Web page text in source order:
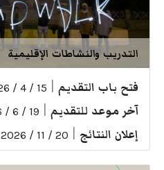
التدريب والنشاطات الإقليمية
فتح باب التقديم 15 / 4 / 2026
آخر موعد للتقديم 19 / 6 / 2026
إعلان النتائج 20 / 11 / 2026